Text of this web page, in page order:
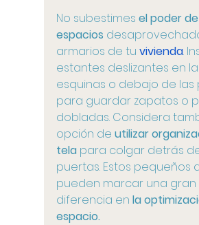
No subestimes el poder
espacios
armarios de tu vivienda.
estantes deslizantes en
esquinas o debajo de las
para guardar zapatos o
dobladas. Considera
opción de utilizar
tela para colgar detrás
puertas. Estos pequeños
pueden marcar una gran
diferencia en la
espacio.